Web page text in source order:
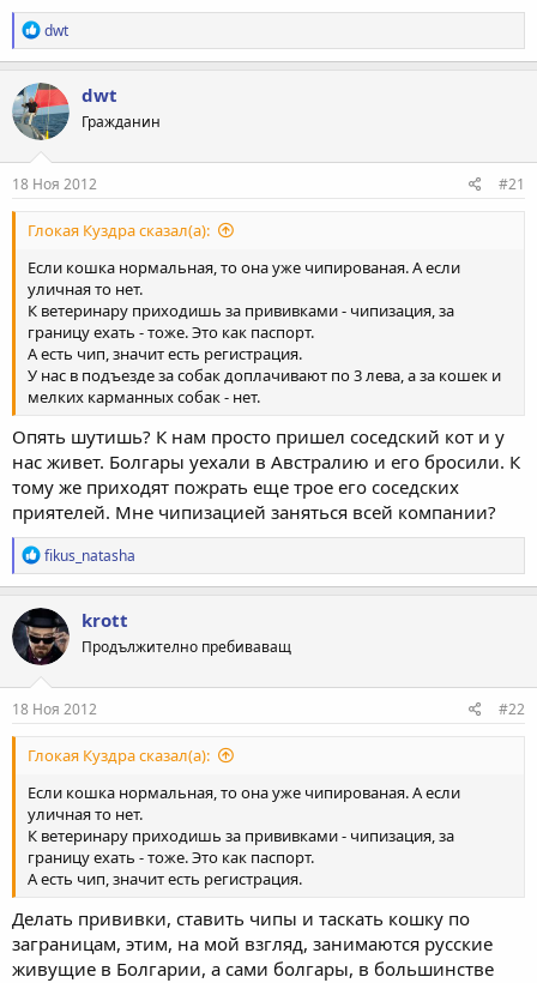
Р
е
а
к
ц
и
и
:
dwt
dwt
Гражданин
18 Ноя 2012 #21
Глокая Куздра сказал(а):
Если кошка нормальная, то она уже чипированая. А если
уличная то нет.
К ветеринару приходишь за прививками - чипизация, за
границу ехать - тоже. Это как паспорт.
А есть чип, значит есть регистрация.
У нас в подъезде за собак доплачивают по 3 лева, а за кошек и
мелких карманных собак - нет.
Опять шутишь? К нам просто пришел соседский кот и у
нас живет. Болгары уехали в Австралию и его бросили. К
тому же приходят пожрать еще трое его соседских
приятелей. Мне чипизацией заняться всей компании?
Р
е
а
к
ц
и
и
:
fikus_natasha
krott
Продължително пребиваващ
18 Ноя 2012 #22
Глокая Куздра сказал(а):
Если кошка нормальная, то она уже чипированая. А если
уличная то нет.
К ветеринару приходишь за прививками - чипизация, за
границу ехать - тоже. Это как паспорт.
А есть чип, значит есть регистрация.
Делать прививки, ставить чипы и таскать кошку по
заграницам, этим, на мой взгляд, занимаются русские
живущие в Болгарии, а сами болгары, в большинстве